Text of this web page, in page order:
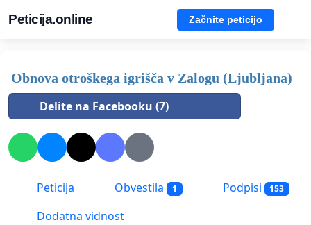
Peticija.online Začnite peticijo
Obnova otroškega igrišča v Zalogu (Ljubljana)
Delite na Facebooku (7)
Peticija Obvestila 1 Podpisi 153
Dodatna vidnost